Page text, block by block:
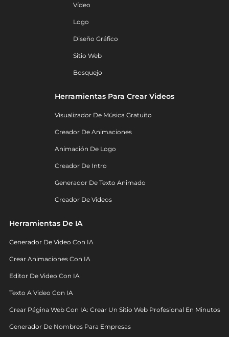
Vídeo
Logo
Diseño Gráfico
Sitio Web
Bosquejo
Herramientas Para Crear Videos
Visualizador De Música Gratuito
Creador De Animaciones
Animación De Logo
Creador De Intro
Generador De Texto Animado
Creador De Videos
Herramientas De IA
Generador De Video Con IA
Crear Animaciones Con IA
Editor De Video Con IA
Texto A Video Con IA
Crear Página Web Con IA: Crear Un Sitio Web Profesional En Minutos
Generador De Nombres Para Empresas